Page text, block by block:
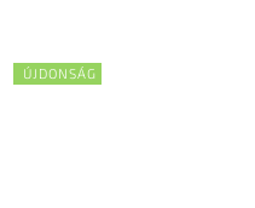
ÚJDONSÁG